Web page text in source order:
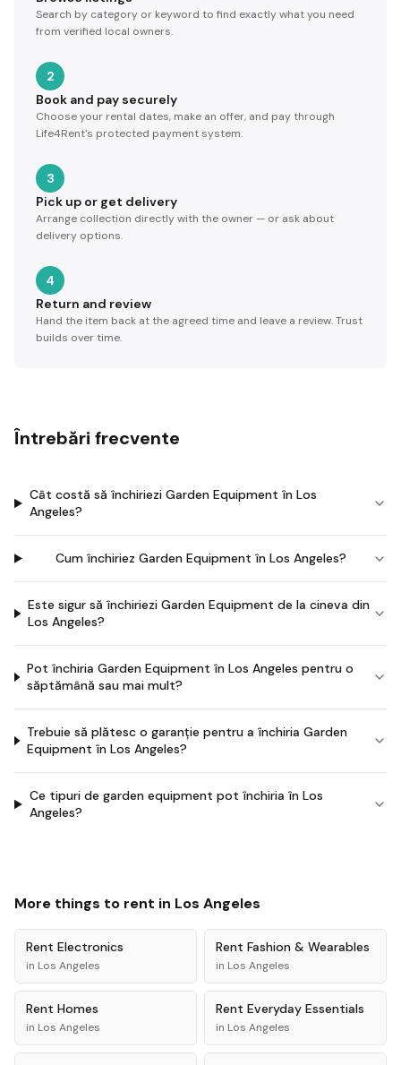
Search by category or keyword to find exactly what you need
from verified local owners.
2
Book and pay securely
Choose your rental dates, make an offer, and pay through
Life4Rent's protected payment system.
3
Pick up or get delivery
Arrange collection directly with the owner — or ask about
delivery options.
4
Return and review
Hand the item back at the agreed time and leave a review. Trust
builds over time.
Întrebări frecvente
Cât costă să închiriezi Garden Equipment în Los
Angeles?
Cum închiriez Garden Equipment în Los Angeles?
Este sigur să închiriezi Garden Equipment de la cineva din
Los Angeles?
Pot închiria Garden Equipment în Los Angeles pentru o
săptămână sau mai mult?
Trebuie să plătesc o garanție pentru a închiria Garden
Equipment în Los Angeles?
Ce tipuri de garden equipment pot închiria în Los
Angeles?
More things to rent in Los Angeles
Rent Electronics
in Los Angeles
Rent Fashion & Wearables
in Los Angeles
Rent Homes
in Los Angeles
Rent Everyday Essentials
in Los Angeles